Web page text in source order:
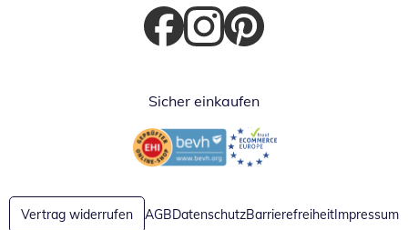
Öffnet in neuem Fenster
Öffnet in neuem Fenster
Öffnet in neuem Fenster
Sicher einkaufen
Öffnet in neuem FensterÖffnet in neuem Fenster
Vertrag widerrufen AGBDatenschutzBarrierefreiheitImpressum